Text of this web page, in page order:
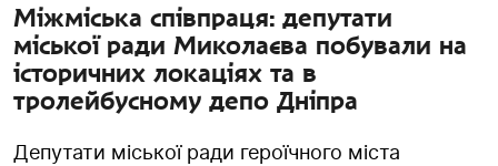
Міжміська співпраця: депутати
міської ради Миколаєва побували на
історичних локаціях та в
тролейбусному депо Дніпра
Депутати міської ради героїчного міста